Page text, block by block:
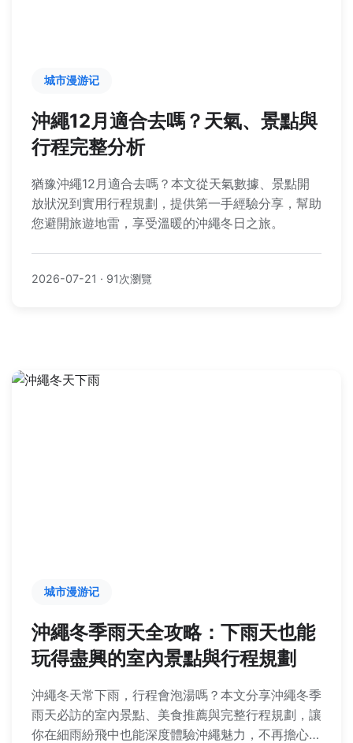
城市漫游记
沖繩12月適合去嗎？天氣、景點與
行程完整分析
猶豫沖繩12月適合去嗎？本文從天氣數據、景點開
放狀況到實用行程規劃，提供第一手經驗分享，幫助
您避開旅遊地雷，享受溫暖的沖繩冬日之旅。
2026-07-21 · 91次瀏覽
城市漫游记
沖繩冬季雨天全攻略：下雨天也能
玩得盡興的室內景點與行程規劃
沖繩冬天常下雨，行程會泡湯嗎？本文分享沖繩冬季
雨天必訪的室內景點、美食推薦與完整行程規劃，讓
你在細雨紛飛中也能深度體驗沖繩魅力，不再擔心天